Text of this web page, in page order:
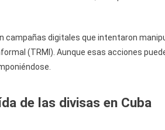
digitales que intentaron
(TRMI). Aunque esas acciones
de las divisas en Cuba